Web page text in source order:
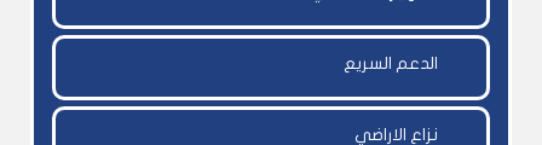
الدعم السريع
نزاع الاراضي